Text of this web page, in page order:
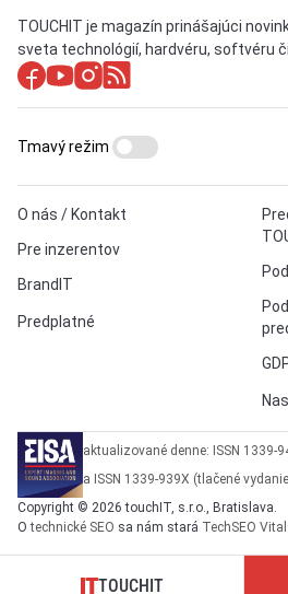
TOUCHIT je magazín prinášajúci
sveta technológií, hardvéru, softvéru
O nás / Kontakt
Pre inzerentov
BrandIT
Predplatné
Tmavý režim
aktualizované denne: ISSN 1339-
a ISSN 1339-939X (tlačené
Copyright © 2026 touchIT, s.r.o., Bratislava.
Otechnické SEO sa nám stará TechSEO
TOUCHIT